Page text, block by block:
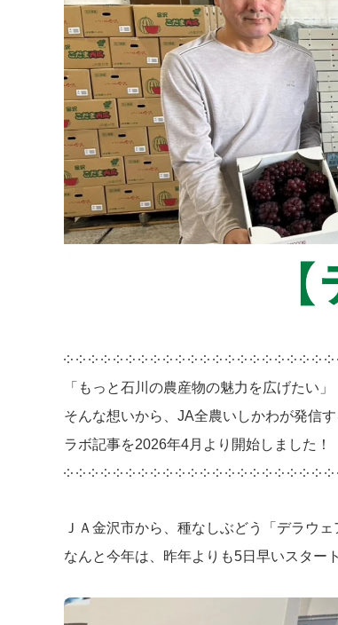
༶ ༶ ༶ ༶ ༶ ༶ ༶ ༶ ༶ ༶ ༶ ༶ ༶ ༶ ༶ ༶ ༶ ༶ ༶ ༶ ༶
「もっと石川の農産物の魅力を広げたい
そんな想いから、JA全農いしかわが発信
ラボ記事を2026年4月より開始しました！
༶ ༶ ༶ ༶ ༶ ༶ ༶ ༶ ༶ ༶ ༶ ༶ ༶ ༶ ༶ ༶ ༶ ༶ ༶ ༶ ༶
ＪＡ金沢市から、種なしぶどう「デラウ
なんと今年は、昨年よりも5日早いスター